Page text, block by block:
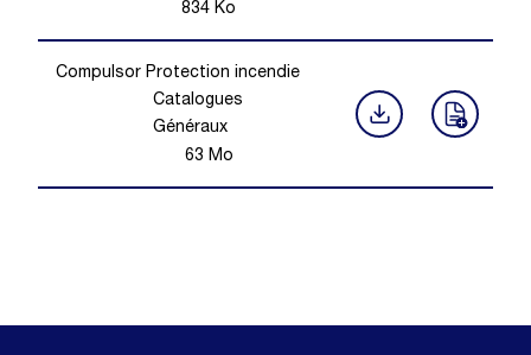
834 Ko
Compulsor Protection incendie
Catalogues
Généraux
63 Mo